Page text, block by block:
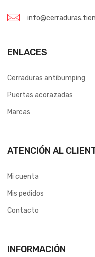
ENLACES
Cerraduras antibumping
Puertas acorazadas
Marcas
ATENCIÓN AL
Mi cuenta
Mis pedidos
Contacto
INFORMACIÓN